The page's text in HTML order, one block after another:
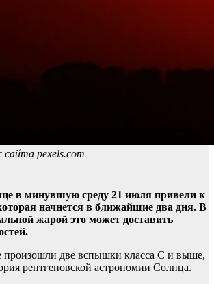
pexels.com
в минувшую среду 21 июля привели к
начнется в ближайшие два дня. В
жарой это может доставить
произошли две вспышки класса С и выше,
рентгеновской астрономии Солнца.